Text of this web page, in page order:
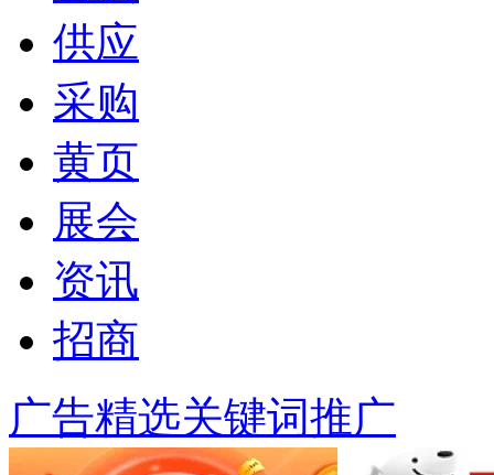
供应
采购
黄页
展会
资讯
招商
广告精选关键词推广